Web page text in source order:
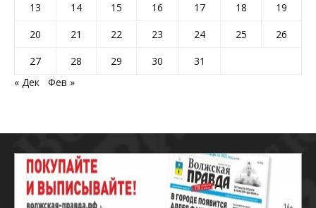
13
14 15 16 17 18
19
20
21 22 23 24 25
26
27
28 29 30
31
« Дек
Фев »